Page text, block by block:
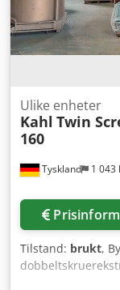
Tyskland 1 043
Ulike enheter
Kahl Twin
160
Tilstand: brukt,
i 2006. Den